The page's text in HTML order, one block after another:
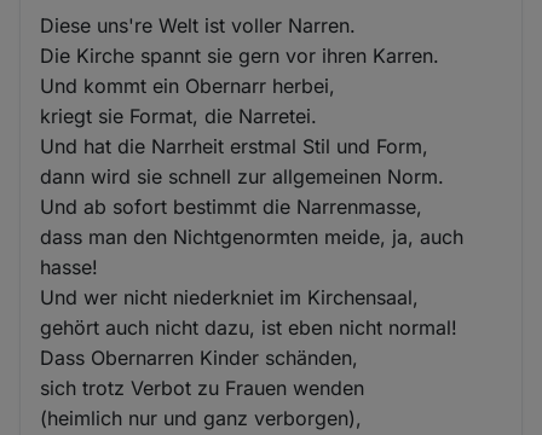
Diese uns're Welt ist voller Narren.
Die Kirche spannt sie gern vor ihren Karren.
Und kommt ein Obernarr herbei,
kriegt sie Format, die Narretei.
Und hat die Narrheit erstmal Stil und Form,
dann wird sie schnell zur allgemeinen Norm.
Und ab sofort bestimmt die Narrenmasse,
dass man den Nichtgenormten meide, ja, auch
hasse!
Und wer nicht niederkniet im Kirchensaal,
gehört auch nicht dazu, ist eben nicht normal!
Dass Obernarren Kinder schänden,
sich trotz Verbot zu Frauen wenden
(heimlich nur und ganz verborgen),